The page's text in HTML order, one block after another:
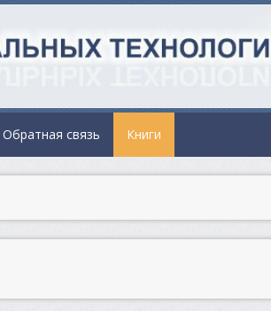
Обратная связь Книги